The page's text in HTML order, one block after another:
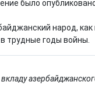
было
народ,
трудные годы войны.